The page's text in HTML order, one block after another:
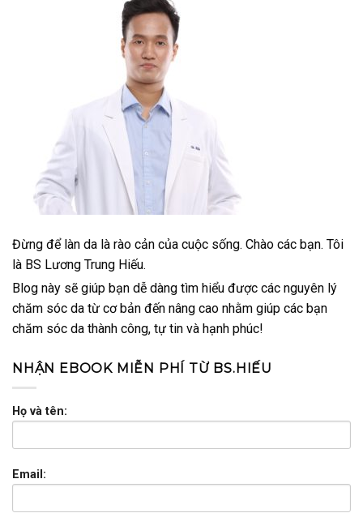
Đừng để làn da là rào cản của cuộc sống. Chào các bạn. Tôi
là BS Lương Trung Hiếu.
Blog này sẽ giúp bạn dễ dàng tìm hiểu được các nguyên lý
chăm sóc da từ cơ bản đến nâng cao nhằm giúp các bạn
chăm sóc da thành công, tự tin và hạnh phúc!
NHẬN EBOOK MIỄN PHÍ TỪ BS.HIẾU
Họ và tên:
Email: